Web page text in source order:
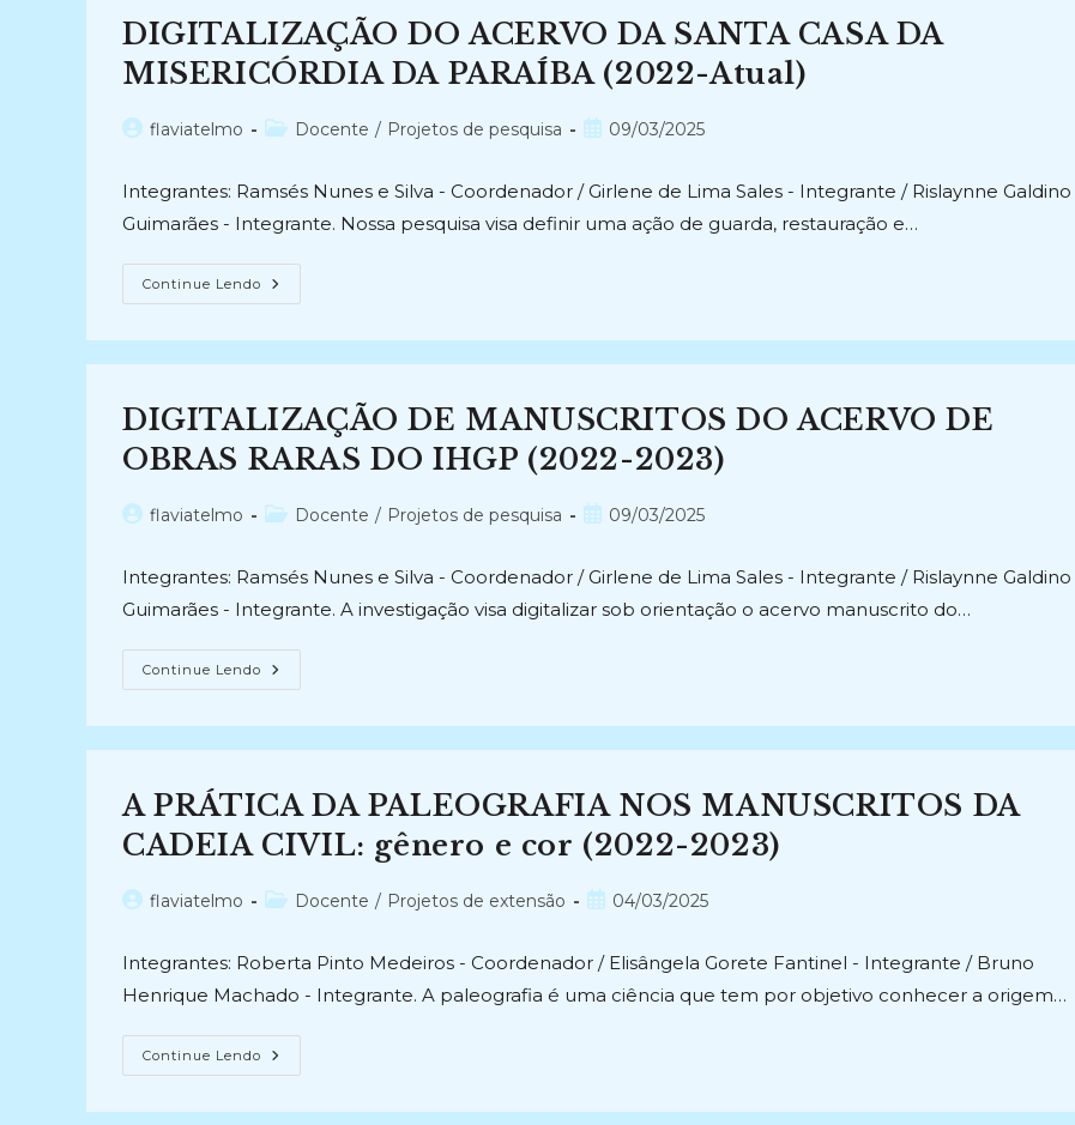
MANUSCRITOS
DO
SETOR
DE
OBRAS
DA
BIBLIOTECA
UFSC
(2023-
Atual)
DIGITALIZAÇÃO DO ACERVO DA SANTA CASA DA
MISERICÓRDIA DA PARAÍBA (2022-Atual)
Autorflaviatelmo
Categoria
Docente / Projetos de pesquisa
Post09/03/2025
Integrantes: Ramsés Nunes e Silva - Coordenador / Girlene de Lima Sales - Integrante / Rislaynne Galdino
Guimarães - Integrante. Nossa pesquisa visa definir uma ação de guarda, restauração e…
Continue Lendo DIGITALIZAÇÃO
DO
CASA
MISERICÓRDIA
DA
PARAÍBA
(2022-
Atual)
DIGITALIZAÇÃO DE MANUSCRITOS DO ACERVO DE
OBRAS RARAS DO IHGP (2022-2023)
Autorflaviatelmo
Categoria
Docente / Projetos de pesquisa
Post09/03/2025
Integrantes: Ramsés Nunes e Silva - Coordenador / Girlene de Lima Sales - Integrante / Rislaynne Galdino
Guimarães - Integrante. A investigação visa digitalizar sob orientação o acervo manuscrito do…
Continue Lendo DIGITALIZAÇÃO
DE
DE
DO
IHGP
(2022-
2023)
A PRÁTICA DA PALEOGRAFIA NOS MANUSCRITOS DA
CADEIA CIVIL: gênero e cor (2022-2023)
Autorflaviatelmo
Categoria
Docente / Projetos de extensão
Post04/03/2025
Integrantes: Roberta Pinto Medeiros - Coordenador / Elisângela Gorete Fantinel - Integrante / Bruno
Henrique Machado - Integrante. A paleografia é uma ciência que tem por objetivo conhecer a origem…
Continue Lendo A
PRÁTICA